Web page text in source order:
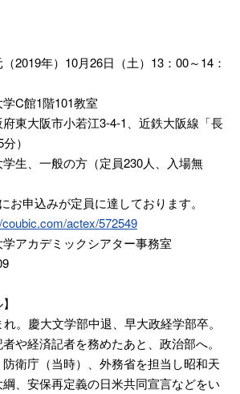
年）10月26日（土）13：00～14：
館1階101教室
市小若江3-4-1、近鉄大阪線「長
）
、一般の方（定員230人、入場無
が定員に達しております。
actex/572549
アカデミックシアター事務室
。慶大文学部中退、早大政経学部卒。
や経済記者を務めたあと、政治部へ。
衛庁（当時）、外務省を担当し昭和天
、安保再定義の日米共同宣言などをい